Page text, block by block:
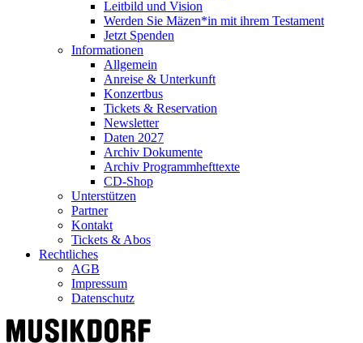
Leitbild und Vision
Werden Sie Mäzen*in mit ihrem Testament
Jetzt Spenden
Informationen
Allgemein
Anreise & Unterkunft
Konzertbus
Tickets & Reservation
Newsletter
Daten 2027
Archiv Dokumente
Archiv Programmhefttexte
CD-Shop
Unterstützen
Partner
Kontakt
Tickets & Abos
Rechtliches
AGB
Impressum
Datenschutz